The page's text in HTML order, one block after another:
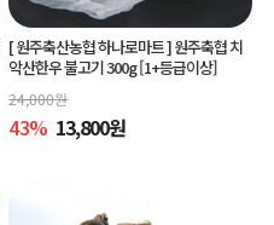
[ 원주축산농협 하나로마트 ]원주축협 치
악산한우 불고기 300g [1+등급이상]
24,000원
43% 13,800원